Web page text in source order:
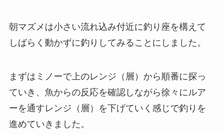
朝マズメは小さい流れ込み付近に釣り座を構えて
しばらく動かずに釣りしてみることにしました。
まずはミノーで上のレンジ（層）から順番に探っ
ていき、魚からの反応を確認しながら徐々にルア
ーを通すレンジ（層）を下げていく感じで釣りを
進めていきました。